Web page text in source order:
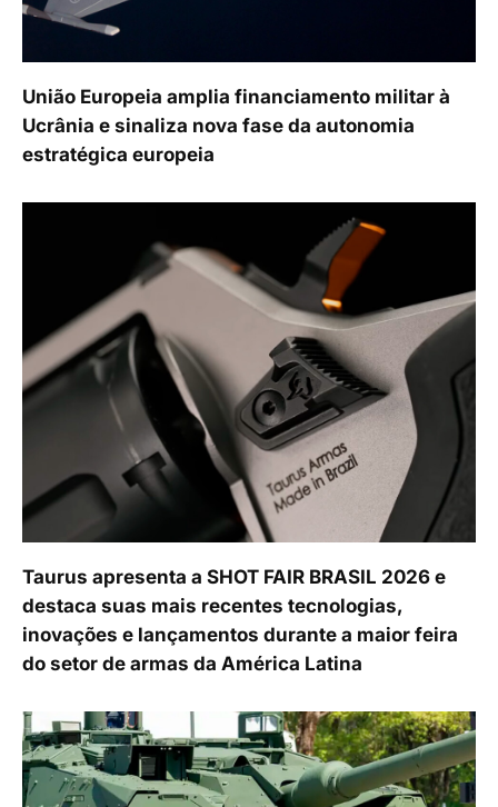
União Europeia amplia financiamento militar à
Ucrânia e sinaliza nova fase da autonomia
estratégica europeia
Taurus apresenta a SHOT FAIR BRASIL 2026 e
destaca suas mais recentes tecnologias,
inovações e lançamentos durante a maior feira
do setor de armas da América Latina